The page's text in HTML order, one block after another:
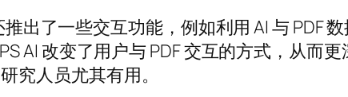
推出了一些交互功能，例如利用 AI 与 PDF
AI 改变了用户与 PDF 交互的方式，从而
究人员尤其有用。